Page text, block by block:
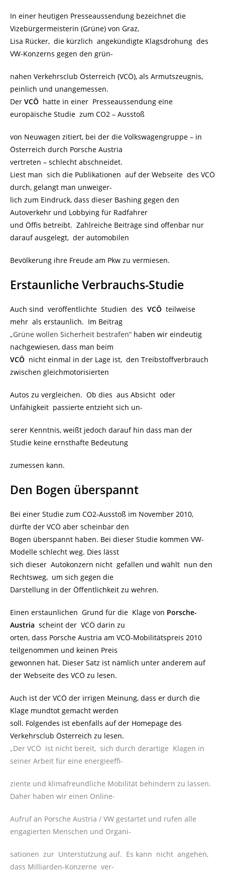
In einer heutigen Presseaussendung bezeichnet die
Vizebürgermeisterin (Grüne) von Graz,
Lisa Rücker, die kürzlich angekündigte Klagsdrohung des
VW-Konzerns gegen den grün-
nahen Verkehrsclub Österreich (VCÖ), als Armutszeugnis,
peinlich und unangemessen.
Der VCÖ hatte in einer Presseaussendung eine
europäische Studie zum CO2 – Ausstoß
von Neuwagen zitiert, bei der die Volkswagengruppe – in
Österreich durch Porsche Austria
vertreten – schlecht abschneidet.
Liest man sich die Publikationen auf der Webseite des VCÖ
durch, gelangt man unweiger-
lich zum Eindruck, dass dieser Bashing gegen den
Autoverkehr und Lobbying für Radfahrer
und Öffis betreibt. Zahlreiche Beiträge sind offenbar nur
darauf ausgelegt, der automobilen
Bevölkerung ihre Freude am Pkw zu vermiesen.
Erstaunliche Verbrauchs-Studie
Auch sind veröffentlichte Studien des VCÖ teilweise
mehr als erstaunlich. Im Beitrag
„Grüne wollen Sicherheit bestrafen“ haben wir eindeutig
nachgewiesen, dass man beim
VCÖ nicht einmal in der Lage ist, den Treibstoffverbrauch
zwischen gleichmotorisierten
Autos zu vergleichen. Ob dies aus Absicht oder
Unfähigkeit passierte entzieht sich un-
serer Kenntnis, weißt jedoch darauf hin dass man der
Studie keine ernsthafte Bedeutung
zumessen kann.
Den Bogen überspannt
Bei einer Studie zum CO2-Ausstoß im November 2010,
dürfte der VCÖ aber scheinbar den
Bogen überspannt haben. Bei dieser Studie kommen VW-
Modelle schlecht weg. Dies lässt
sich dieser Autokonzern nicht gefallen und wählt nun den
Rechtsweg, um sich gegen die
Darstellung in der Öffentlichkeit zu wehren.
Einen erstaunlichen Grund für die Klage von Porsche-
Austria scheint der VCÖ darin zu
orten, dass Porsche Austria am VCÖ-Mobilitätspreis 2010
teilgenommen und keinen Preis
gewonnen hat. Dieser Satz ist nämlich unter anderem auf
der Webseite des VCÖ zu lesen.
Auch ist der VCÖ der irrigen Meinung, dass er durch die
Klage mundtot gemacht werden
soll. Folgendes ist ebenfalls auf der Homepage des
Verkehrsclub Österreich zu lesen.
„Der VCÖ ist nicht bereit, sich durch derartige Klagen in
seiner Arbeit für eine energieeffi-
ziente und klimafreundliche Mobilität behindern zu lassen.
Daher haben wir einen Online-
Aufruf an Porsche Austria / VW gestartet und rufen alle
engagierten Menschen und Organi-
sationen zur Unterstützung auf. Es kann nicht angehen,
dass Milliarden-Konzerne ver-